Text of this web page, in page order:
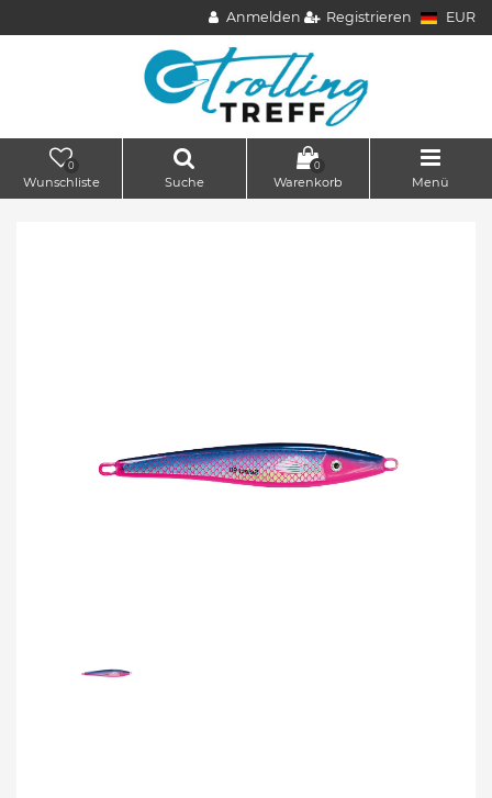
Anmelden Registrieren EUR
0
Wunschliste Suche
0
Warenkorb Menü